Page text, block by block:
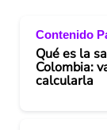
Contenido
Qué es la
Colombia:
calcularla